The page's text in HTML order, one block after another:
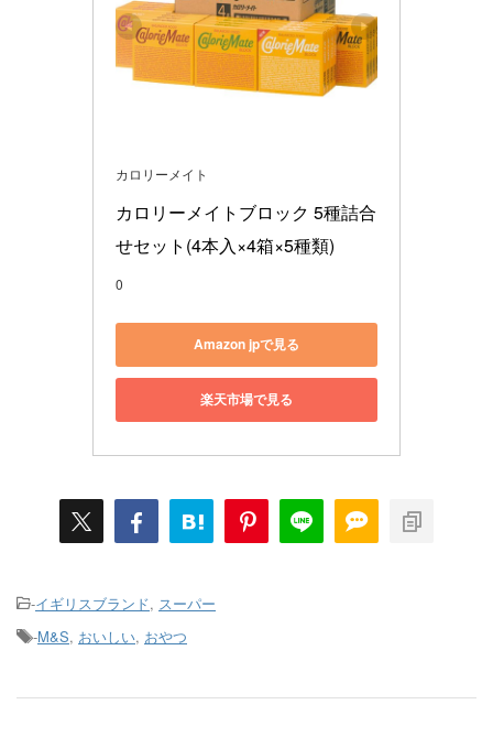
カロリーメイト
カロリーメイトブロック 5種詰合
せセット(4本入×4箱×5種類)
0
Amazon jpで見る
楽天市場で見る
-イギリスブランド, スーパー
-M&S, おいしい, おやつ